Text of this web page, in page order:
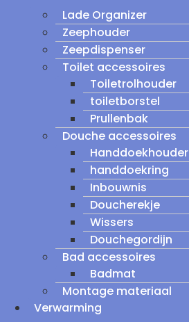
Lade Organizer
Zeephouder
Zeepdispenser
Toilet accessoires
Toiletrolhouder
toiletborstel
Prullenbak
Douche accessoires
Handdoekhouder
handdoekring
Inbouwnis
Doucherekje
Wissers
Douchegordijn
Bad accessoires
Badmat
Montage materiaal
Verwarming